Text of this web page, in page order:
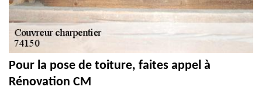
Pour la pose de toiture, faites appel à
Rénovation CM